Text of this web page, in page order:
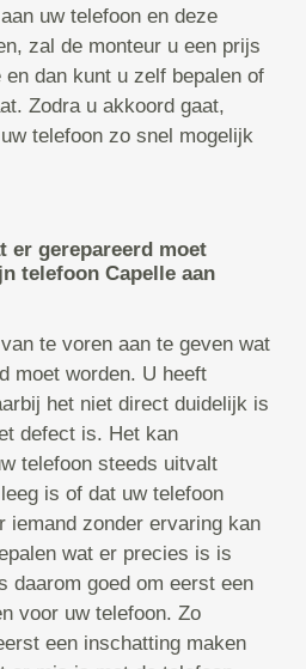
uw telefoon en deze
zal de monteur u een prijs
dan kunt u zelf bepalen of
Zodra u akkoord gaat,
telefoon zo snel mogelijk
er gerepareerd moet
telefoon Capelle aan
te voren aan te geven wat
moet worden. U heeft
het niet direct duidelijk is
defect is. Het kan
telefoon steeds uitvalt
is of dat uw telefoon
iemand zonder ervaring kan
wat er precies is is
daarom goed om eerst een
voor uw telefoon. Zo
een inschatting maken